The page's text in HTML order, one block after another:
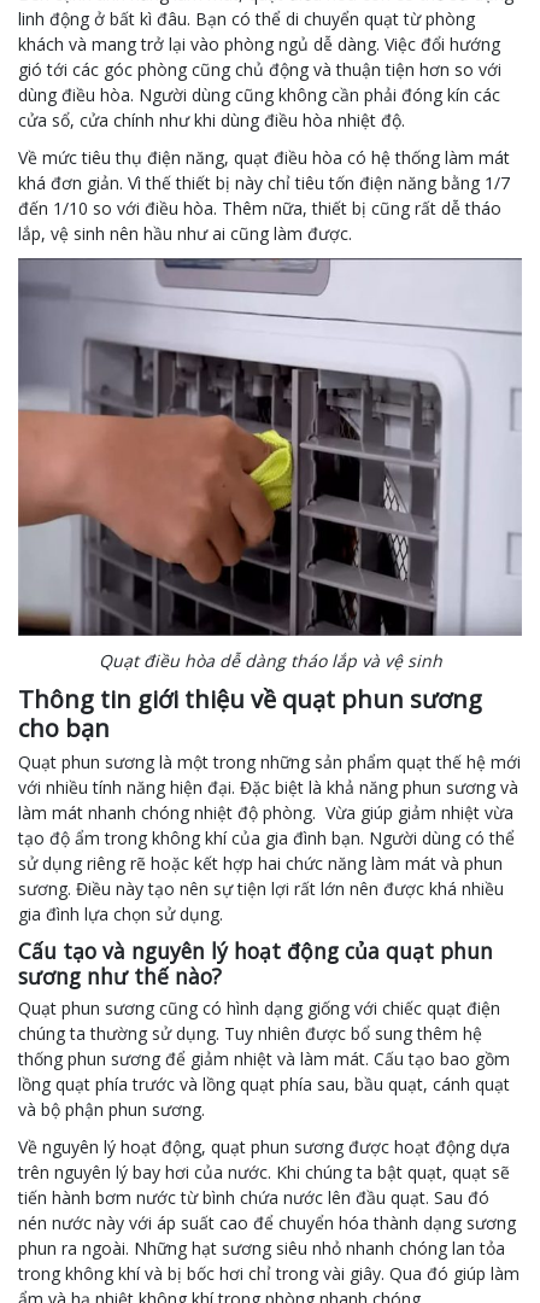
linh động ở bất kì đâu. Bạn có thể di chuyển quạt từ phòng
khách và mang trở lại vào phòng ngủ dễ dàng. Việc đổi hướng
gió tới các góc phòng cũng chủ động và thuận tiện hơn so với
dùng điều hòa. Người dùng cũng không cần phải đóng kín các
cửa sổ, cửa chính như khi dùng điều hòa nhiệt độ.
Về mức tiêu thụ điện năng, quạt điều hòa có hệ thống làm mát
khá đơn giản. Vì thế thiết bị này chỉ tiêu tốn điện năng bằng 1/7
đến 1/10 so với điều hòa. Thêm nữa, thiết bị cũng rất dễ tháo
lắp, vệ sinh nên hầu như ai cũng làm được.
Quạt điều hòa dễ dàng tháo lắp và vệ sinh
Thông tin giới thiệu về quạt phun sương
cho bạn
Quạt phun sương là một trong những sản phẩm quạt thế hệ mới
với nhiều tính năng hiện đại. Đặc biệt là khả năng phun sương và
làm mát nhanh chóng nhiệt độ phòng. Vừa giúp giảm nhiệt vừa
tạo độ ẩm trong không khí của gia đình bạn. Người dùng có thể
sử dụng riêng rẽ hoặc kết hợp hai chức năng làm mát và phun
sương. Điều này tạo nên sự tiện lợi rất lớn nên được khá nhiều
gia đình lựa chọn sử dụng.
Cấu tạo và nguyên lý hoạt động của quạt phun
sương như thế nào?
Quạt phun sương cũng có hình dạng giống với chiếc quạt điện
chúng ta thường sử dụng. Tuy nhiên được bổ sung thêm hệ
thống phun sương để giảm nhiệt và làm mát. Cấu tạo bao gồm
lồng quạt phía trước và lồng quạt phía sau, bầu quạt, cánh quạt
và bộ phận phun sương.
Về nguyên lý hoạt động, quạt phun sương được hoạt động dựa
trên nguyên lý bay hơi của nước. Khi chúng ta bật quạt, quạt sẽ
tiến hành bơm nước từ bình chứa nước lên đầu quạt. Sau đó
nén nước này với áp suất cao để chuyển hóa thành dạng sương
phun ra ngoài. Những hạt sương siêu nhỏ nhanh chóng lan tỏa
trong không khí và bị bốc hơi chỉ trong vài giây. Qua đó giúp làm